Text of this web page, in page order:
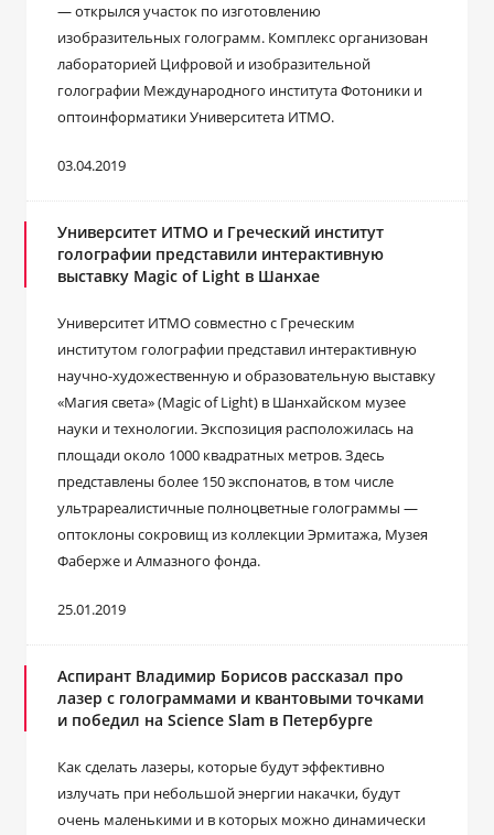
— открылся участок по изготовлению
изобразительных голограмм. Комплекс организован
лабораторией Цифровой и изобразительной
голографии Международного института Фотоники и
оптоинформатики Университета ИТМО.
03.04.2019
Университет ИТМО и Греческий институт
голографии представили интерактивную
выставку Magic of Light в Шанхае
Университет ИТМО совместно с Греческим
институтом голографии представил интерактивную
научно-художественную и образовательную выставку
«Магия света» (Magic of Light) в Шанхайском музее
науки и технологии. Экспозиция расположилась на
площади около 1000 квадратных метров. Здесь
представлены более 150 экспонатов, в том числе
ультрареалистичные полноцветные голограммы —
оптоклоны сокровищ из коллекции Эрмитажа, Музея
Фаберже и Алмазного фонда.
25.01.2019
Аспирант Владимир Борисов рассказал про
лазер с голограммами и квантовыми точками
и победил на Science Slam в Петербурге
Как сделать лазеры, которые будут эффективно
излучать при небольшой энергии накачки, будут
очень маленькими и в которых можно динамически